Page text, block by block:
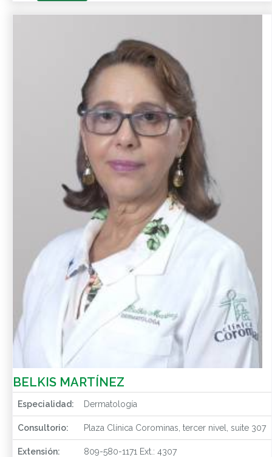
BELKIS MARTÍNEZ
Especialidad: Dermatología
Consultorio: Plaza Clínica Corominas, tercer nivel, suite 307
Extensión: 809-580-1171 Ext.: 4307